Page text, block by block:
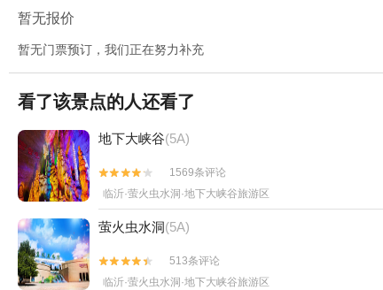
暂无报价
暂无门票预订，我们正在努力补充
看了该景点的人还看了
地下大峡谷(5A)


1569条评论
临沂·萤火虫水洞·地下大峡谷旅游区
萤火虫水洞(5A)


513条评论
临沂·萤火虫水洞·地下大峡谷旅游区